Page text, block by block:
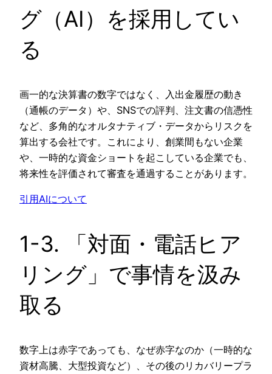
グ（AI）を採用してい
る
画一的な決算書の数字ではなく、入出金履歴の動き
（通帳のデータ）や、SNSでの評判、注文書の信憑性
など、多角的なオルタナティブ・データからリスクを
算出する会社です。これにより、創業間もない企業
や、一時的な資金ショートを起こしている企業でも、
将来性を評価されて審査を通過することがあります。
引用AIについて
1-3. 「対面・電話ヒア
リング」で事情を汲み
取る
数字上は赤字であっても、なぜ赤字なのか（一時的な
資材高騰、大型投資など）、その後のリカバリープラ